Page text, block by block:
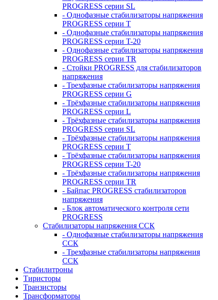
PROGRESS серии SL
- Однофазные стабилизаторы напряжения
PROGRESS серии T
- Однофазные стабилизаторы напряжения
PROGRESS серии T-20
- Однофазные стабилизаторы напряжения
PROGRESS серии TR
- Стойки PROGRESS для стабилизаторов
напряжения
- Трехфазные стабилизаторы напряжения
PROGRESS серии G
- Трёхфазные стабилизаторы напряжения
PROGRESS серии L
- Трёхфазные стабилизаторы напряжения
PROGRESS серии SL
- Трёхфазные стабилизаторы напряжения
PROGRESS серии T
- Трёхфазные стабилизаторы напряжения
PROGRESS серии T-20
- Трёхфазные стабилизаторы напряжения
PROGRESS серии TR
- Байпас PROGRESS стабилизаторов
напряжения
- Блок автоматического контроля сети
PROGRESS
Стабилизаторы напряжения ССК
- Однофазные стабилизаторы напряжения
ССК
- Трехфазные стабилизаторы напряжения
ССК
Стабилитроны
Тиристоры
Транзисторы
Трансформаторы